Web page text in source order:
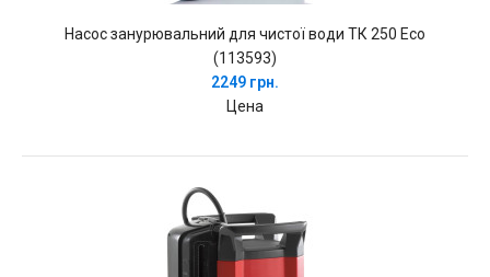
Насос занурювальний для чистої води ТК 250 Есо
(113593)
2249 грн.
Цена